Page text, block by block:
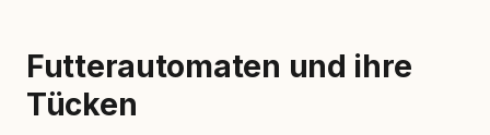
Futterautomaten und ihre
Tücken